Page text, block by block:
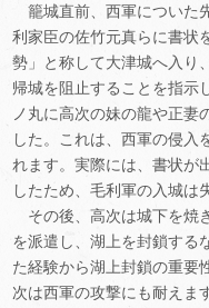
籠城直前、西軍についた
利家臣の佐竹元真らに書状
勢」と称して大津城へ入り
帰城を阻止することを指示
ノ丸に高次の妹の龍や正妻
した。これは、西軍の侵入
れます。実際には、書状が
したため、毛利軍の入城は
その後、高次は城下を焼
を派遣し、湖上を封鎖する
た経験から湖上封鎖の重要
次は西軍の攻撃にも耐えま